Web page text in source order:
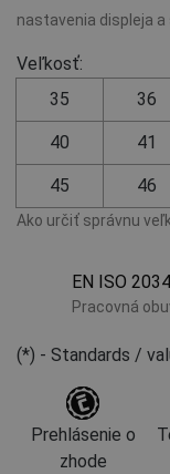
nastavenia displeja
Veľkosť:
35
36
40 41
45 46
Ako určiť správnu
EN ISO
Pracovná
(*) - Standards /
Prehlásenie o
zhode